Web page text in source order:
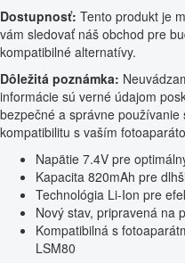
Dostupnosť: Tento produkt je
vám sledovať náš obchod pre
kompatibilné alternatívy.
Dôležitá poznámka:
informácie sú verné údajom
bezpečné a správne
kompatibilitu s vaším
Napätie 7.4V pre
Kapacita 820mAh pre
Technológia Li-Ion pre
Nový stav, pripravená na
Kompatibilná s
LSM80